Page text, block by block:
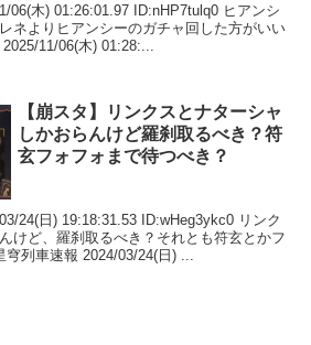
06(木) 01:26:01.97 ID:nHP7tulq0 ヒアンシ
ネよりヒアンシーのガチャ回した方がいい
11/06(木) 01:28:...
【崩スタ】リンクスとナターシャ
しかおらんけど羅刹取るべき？符
玄フォフォまで待つべき？
24(日) 19:18:31.53 ID:wHeg3ykc0 リンク
けど、羅刹取るべき？それとも符玄とかフ
穹列車速報 2024/03/24(日) ...